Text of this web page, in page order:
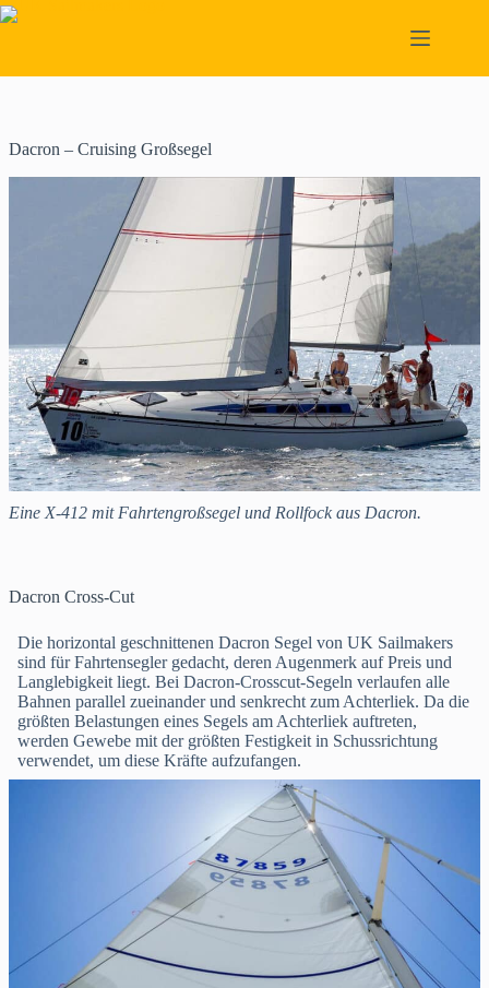
Skip
to
Dacron – Cruising Großsegel
Eine X-412 mit Fahrtengroßsegel und Rollfock aus Dacron.
Dacron Cross-Cut
Die horizontal geschnittenen Dacron Segel von UK Sailmakers
sind für Fahrtensegler gedacht, deren Augenmerk auf Preis und
Langlebigkeit liegt. Bei Dacron-Crosscut-Segeln verlaufen alle
Bahnen parallel zueinander und senkrecht zum Achterliek. Da die
größten Belastungen eines Segels am Achterliek auftreten,
werden Gewebe mit der größten Festigkeit in Schussrichtung
verwendet, um diese Kräfte aufzufangen.